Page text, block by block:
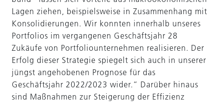
Lagen ziehen, beispielsweise in Zusammenhang mit
Konsolidierungen. Wir konnten innerhalb unseres
Portfolios im vergangenen Geschäftsjahr 28
Zukäufe von Portfoliounternehmen realisieren. Der
Erfolg dieser Strategie spiegelt sich auch in unserer
jüngst angehobenen Prognose für das
Geschäftsjahr 2022/2023 wider.“ Darüber hinaus
sind Maßnahmen zur Steigerung der Effizienz